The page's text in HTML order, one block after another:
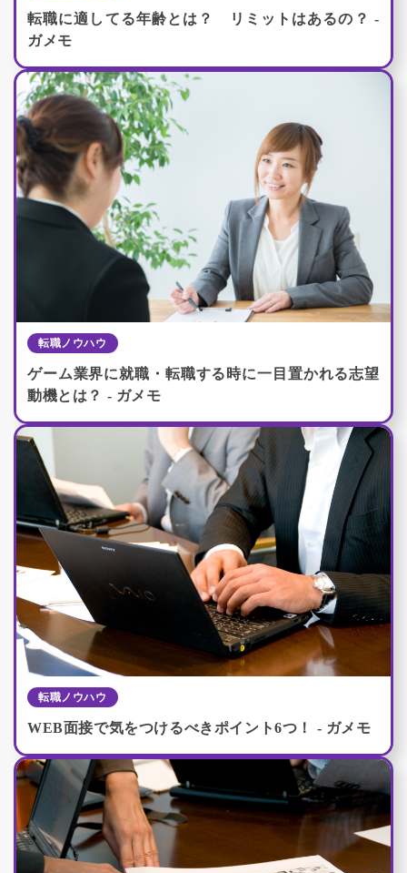
転職に適してる年齢とは？ リミットはあるの？ -
ガメモ
転職ノウハウ
ゲーム業界に就職・転職する時に一目置かれる志望
動機とは？ - ガメモ
転職ノウハウ
WEB面接で気をつけるべきポイント6つ！ - ガメモ